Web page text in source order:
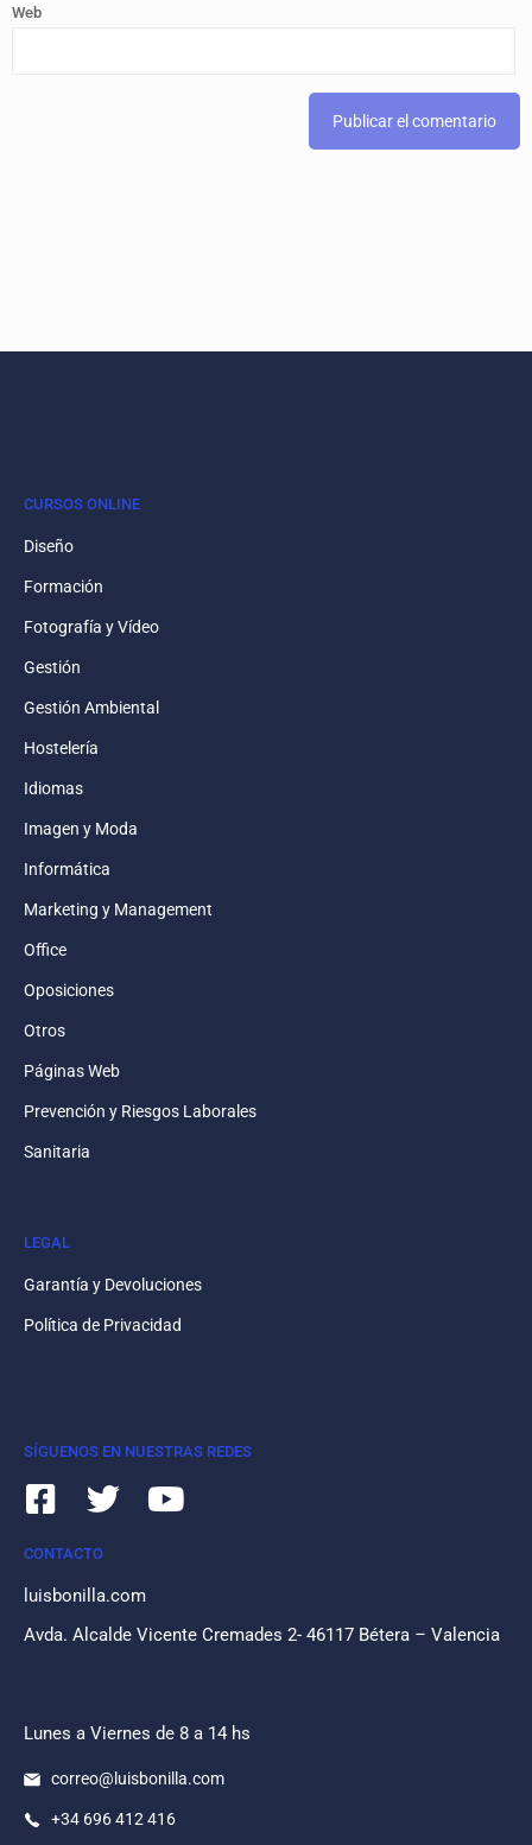
Web
CURSOS ONLINE
Diseño
Formación
Fotografía y Vídeo
Gestión
Gestión Ambiental
Hostelería
Idiomas
Imagen y Moda
Informática
Marketing y Management
Office
Oposiciones
Otros
Páginas Web
Prevención y Riesgos Laborales
Sanitaria
LEGAL
Garantía y Devoluciones
Política de Privacidad
SÍGUENOS EN NUESTRAS REDES
CONTACTO
luisbonilla.com
Avda. Alcalde Vicente Cremades 2- 46117 Bétera – Valencia
Lunes a Viernes de 8 a 14 hs
correo@luisbonilla.com
+34 696 412 416